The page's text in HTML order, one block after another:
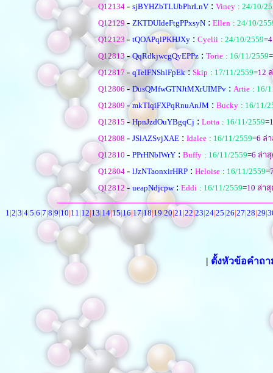
Q12134 - sjBYHZbTLUbPhrLnV : Viney : 24/10/
Q12129- ZKTDUIdeFtgPPxsyN : Ellen : 24/10/
Q12123 - tQOAPqlPKHJXy : Cyelii : 24/10/2559=4
Q12813-QqRdkjwcgQyEPPz : Torie : 16/11/2559=
Q12817 - qTelFNShlFpEk:Skip : 17/11/2559=12
Q12806-DusQMfwGTNJtMXrUIMPv : Artie : 16/
Q12809 -mkTIqiFXPqRnuAnJM : Bucky : 16/11/
Q12815 -HpnJzdOuYBgqCj : Lotta : 16/11/2559=
Q12808 - JSlAZSvjXAE : Idalee : 16/11/2559=6 ล่
Q12810 - PPrHNbIWrY : Buffy : 16/11/2559=6 ล่า
Q12804 - lJzNTaonxirHRP : Heloise : 16/11/2559=
Q12812 - ueapNdjcpw: Eddi : 16/11/2559=10 ล่าสุ
1|2|3|4|5|6|7|8|9|10|11|12|13|14|15|16|17|18|19|20|21|22|23|24|25|26|27|28|29|
| ตั้งหัวข้อคำถ